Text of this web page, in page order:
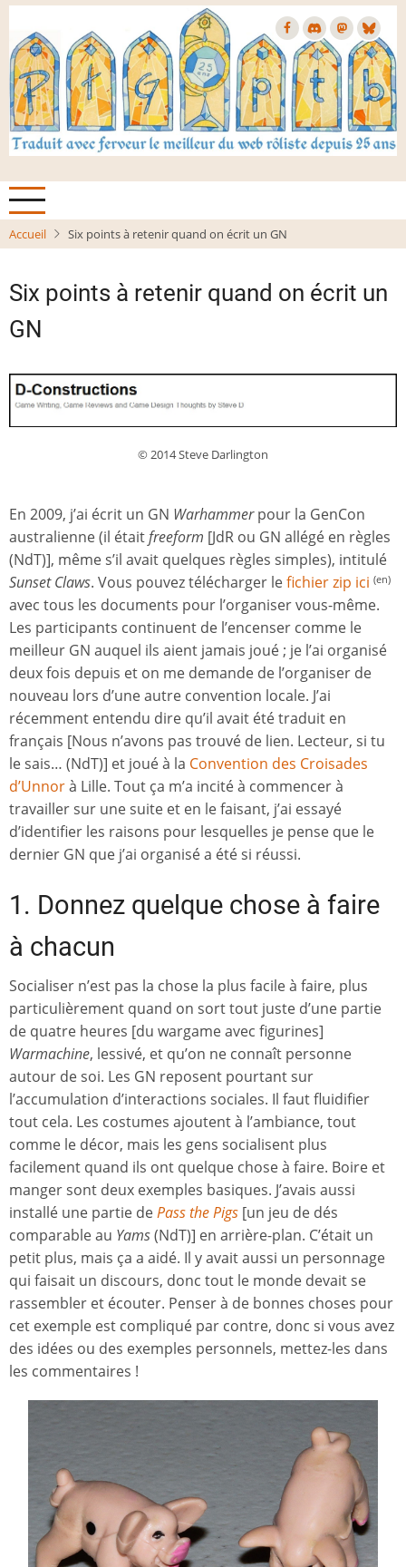
Aller
contenu
principal
Accueil Six points à retenir quand on écrit un GN
Six points à retenir quand on écrit un
GN
© 2014 Steve Darlington
En 2009, j’ai écrit un GN Warhammerpour la GenCon
australienne (il étaitfreeform [JdR ou GN allégé en règles
(NdT)], même s’il avait quelques règles simples), intitulé
Sunset Claws. Vous pouvez télécharger lefichier zip ici (en)
avec tous les documents pour l’organiser vous-même.
Les participants continuent de l’encenser comme le
meilleur GN auquel ils aient jamais joué ; je l’ai organisé
deux fois depuis et on me demande de l’organiser de
nouveau lors d’une autre convention locale. J’ai
récemment entendu dire qu’il avait été traduit en
français [Nous n’avons pas trouvé de lien. Lecteur, si tu
le sais… (NdT)] et joué à la Convention des Croisades
d’Unnorà Lille. Tout ça m’a incité à commencer à
travailler sur une suite et en le faisant, j’ai essayé
d’identifier les raisons pour lesquelles je pense que le
dernier GN que j’ai organisé a été si réussi.
1. Donnez quelque chose à faire
à chacun
Socialiser n’est pas la chose la plus facile à faire, plus
particulièrement quand on sort tout juste d’une partie
de quatre heures [du wargame avec figurines]
Warmachine, lessivé, et qu’on ne connaît personne
autour de soi. Les GN reposent pourtant sur
l’accumulation d’interactions sociales. Il faut fluidifier
tout cela. Les costumes ajoutent à l’ambiance, tout
comme le décor, mais les gens socialisent plus
facilement quand ils ont quelque chose à faire. Boire et
manger sont deux exemples basiques. J’avais aussi
installé une partie dePass the Pigs [un jeu de dés
comparable au Yams(NdT)] en arrière-plan. C’était un
petit plus, mais ça a aidé. Il y avait aussi un personnage
qui faisait un discours, donc tout le monde devait se
rassembler et écouter. Penser à de bonnes choses pour
cet exemple est compliqué par contre, donc si vous avez
des idées ou des exemples personnels, mettez-les dans
les commentaires !